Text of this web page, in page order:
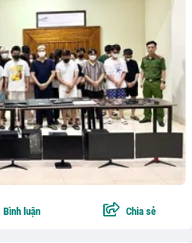
Bình luận Chia sẻ